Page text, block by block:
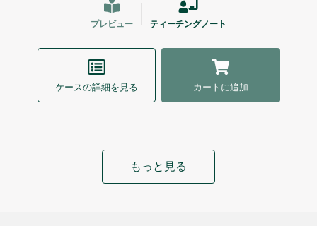
プレビュー ティーチングノート
ケースの詳細を見る カートに追加
もっと見る